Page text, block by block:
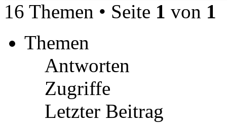
16 Themen • Seite 1 von 1
Themen
Antworten
Zugriffe
Letzter Beitrag